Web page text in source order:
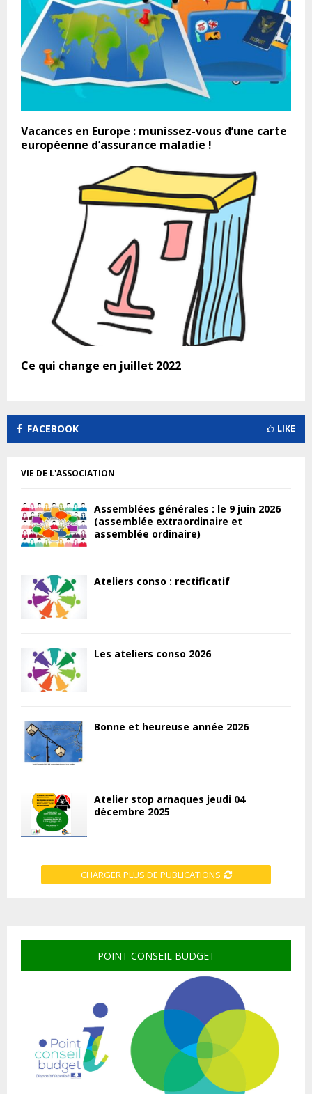
Vacances en Europe : munissez-vous d’une carte
européenne d’assurance maladie !
Ce qui change en juillet 2022
FACEBOOK LIKE
VIE DE L'ASSOCIATION
Assemblées générales : le 9 juin 2026
(assemblée extraordinaire et
assemblée ordinaire)
Ateliers conso : rectificatif
Les ateliers conso 2026
Bonne et heureuse année 2026
Atelier stop arnaques jeudi 04
décembre 2025
CHARGER PLUS DE PUBLICATIONS
POINT CONSEIL BUDGET